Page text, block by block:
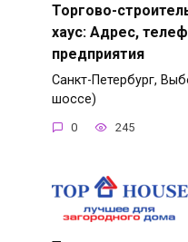
Торгово-
хаус: Адрес,
предприятия
Санкт-Петербург,
шоссе)
0 245